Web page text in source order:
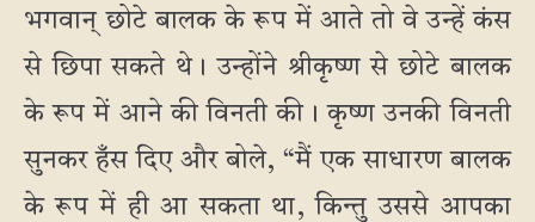
भगवान् छोटे बालक के रूप में आते तो वे उन्हें कंस
से छिपा सकते थे। उन्होंने श्रीकृष्ण से छोटे बालक
के रूप में आने की विनती की। कृष्ण उनकी विनती
सुनकर हँस दिए और बोले, “मैं एक साधारण बालक
के रूप में ही आ सकता था, किन्तु उससे आपका